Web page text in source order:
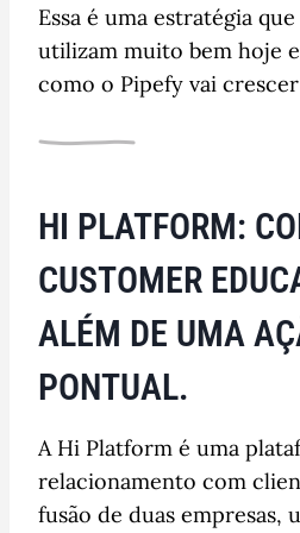
Essa é uma estratégia
utilizam muito bem hoje
como o Pipefy vai
HI PLATFORM:
CUSTOMER
ALÉM DE UMA
PONTUAL.
A Hi Platform é uma
relacionamento com
fusão de duas empresas,